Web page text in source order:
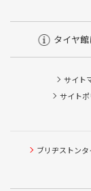
タイヤ
サイト
サイト
ブリヂストン
タイヤ点検
ピット作業